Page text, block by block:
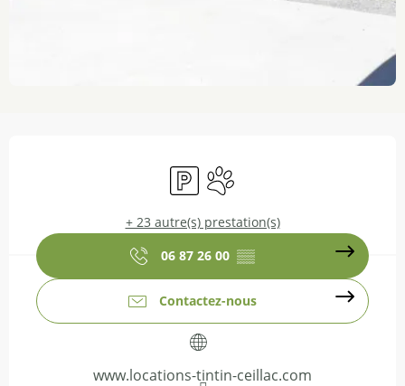
ParkingAnimaux acceptés
+ 23 autre(s) prestation(s)
06 87 26 00 ▒▒
Contactez-nous
www.locations-tintin-ceillac.com